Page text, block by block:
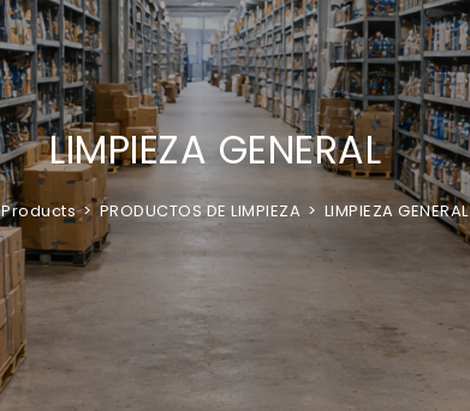
LIMPIEZA GENERAL
Products > PRODUCTOS DE LIMPIEZA > LIMPIEZA GENERAL